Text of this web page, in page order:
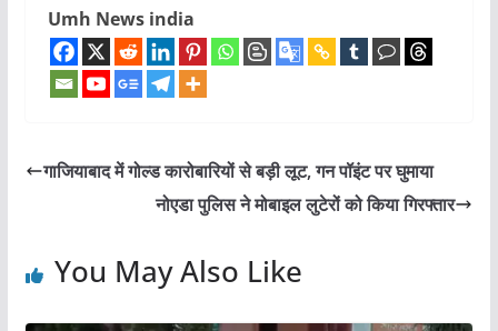
Umh News india
गाजियाबाद में गोल्ड कारोबारियों से बड़ी लूट, गन पॉइंट पर घुमाया
नोएडा पुलिस ने मोबाइल लुटेरों को किया गिरफ्तार
You May Also Like